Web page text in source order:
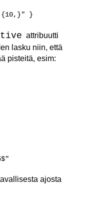
}
attribuutti
lasku niin, että
pisteitä, esim:
ajosta